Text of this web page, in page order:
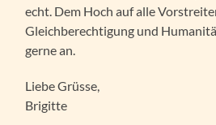
echt. Dem Hoch auf alle
Gleichberechtigung und
gerne an.
Liebe Grüsse,
Brigitte